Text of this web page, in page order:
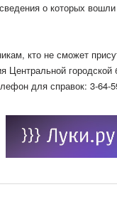
о которых
кто не сможет
Центральной
для справок: 3-64-